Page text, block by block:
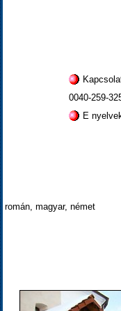
0040-259-
E
román, magyar, német